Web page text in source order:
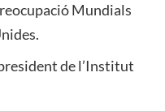
Mundials
de l’Institut